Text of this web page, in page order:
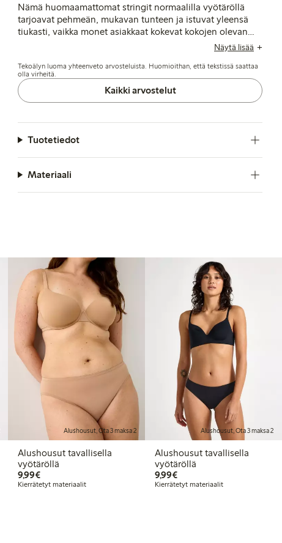
Nämä huomaamattomat stringit normaalilla vyötäröllä
tarjoavat pehmeän, mukavan tunteen ja istuvat yleensä
tiukasti, vaikka monet asiakkaat kokevat kokojen olevan
pieniä ja suosittelevat ottamaan yhden koon isomman.
rullautumisen ongelmina, kun taas toiset tuovat esiin
kestävyyshuolia ja istuvuuden vaihtelua kehon muodon
mukaan.
Näytä lisää
Tekoälyn luoma yhteenveto arvosteluista. Huomioithan, että tekstissä saattaa
olla virheitä.
Kaikki arvostelut
Tuotetiedot
Materiaali
Alushousut, Ota 3 maksa 2
Alushousut tavallisella
vyötäröllä
9,99€9,99 €
Kierrätetyt materiaalit
Alushousut, Ota 3 maksa 2
Alushousut tavallisella
vyötäröllä
9,99€9,99 €
Kierrätetyt materiaalit